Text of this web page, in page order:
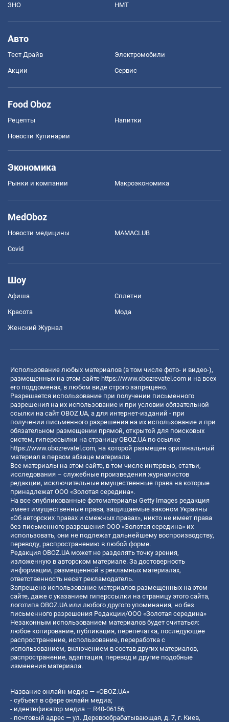
ЗНО НМТ
Авто
Тест Драйв Электромобили
Акции Сервис
Food Oboz
Рецепты Напитки
Новости Кулинарии
Экономика
Рынки и компании Mакроэкономика
MedOboz
Новости медицины MAMACLUB
Covid
Шоу
Афиша Сплетни
Красота Мода
Женский Журнал
Использование любых материалов (в том числе фото- и видео-),
размещенных на этом сайте https://www.obozrevatel.com и на всех
его поддоменах, в любом виде строго запрещено.
Разрешается использование при получении письменного
разрешения на их использование и при условии обязательной
ссылки на сайт OBOZ.UA, а для интернет-изданий - при
получении письменного разрешения на их использование и при
обязательном размещении прямой, открытой для поисковых
систем, гиперссылки на страницу OBOZ.UA по ссылке
https://www.obozrevatel.com, на которой размещен оригинальный
материал в первом абзаце материала.
Все материалы на этом сайте, в том числе интервью, статьи,
исследования – служебные произведения журналистов
редакции, исключительные имущественные права на которые
принадлежат ООО «Золотая середина».
На все опубликованные фотоматериалы Getty Images редакция
имеет имущественные права, защищаемые законом Украины
«Об авторских правах и смежных правах», никто не имеет права
без письменного разрешения ООО «Золотая середина» их
использовать, они не подлежат дальнейшему воспроизводству,
переводу, распространению в любой форме.
Редакция OBOZ.UA может не разделять точку зрения,
изложенную в авторском материале. За достоверность
информации, размещенной в рекламных материалах,
ответственность несет рекламодатель.
Запрещено использование материалов размещенных на этом
сайте, даже с указанием гиперссылки на страницу этого сайта,
логотипа OBOZ.UA или любого другого упоминания, но без
письменного разрешения Редакции/ООО «Золотая середина»
Незаконным использованием материалов будет считаться:
любое копирование, публикация, перепечатка, последующее
распространение, использование, переработка с
использованием, включением в состав других материалов,
распространение, адаптация, перевод и другие подобные
изменения материала.
Название онлайн медиа — «OBOZ.UA»
- субъект в сфере онлайн медиа;
- идентификатор медиа — R40-06156;
- почтовый адрес — ул. Деревообрабатывающая, д. 7, г. Киев,